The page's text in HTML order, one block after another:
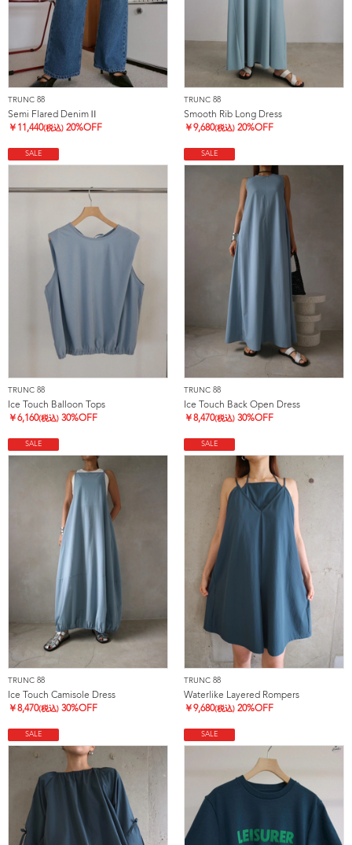
TRUNC 88
Semi Flared DenimⅡ
￥ 11,440(税込) 20%OFF
TRUNC 88
Smooth Rib Long Dress
￥9,680(税込) 20%OFF
SALE
TRUNC 88
Ice Touch Balloon Tops
￥6,160(税込) 30%OFF
SALE
TRUNC 88
Ice Touch Back Open Dress
￥8,470(税込) 30%OFF
SALE
TRUNC 88
Ice Touch Camisole Dress
￥8,470(税込) 30%OFF
SALE
TRUNC 88
Waterlike Layered Rompers
￥9,680(税込) 20%OFF
SALE SALE